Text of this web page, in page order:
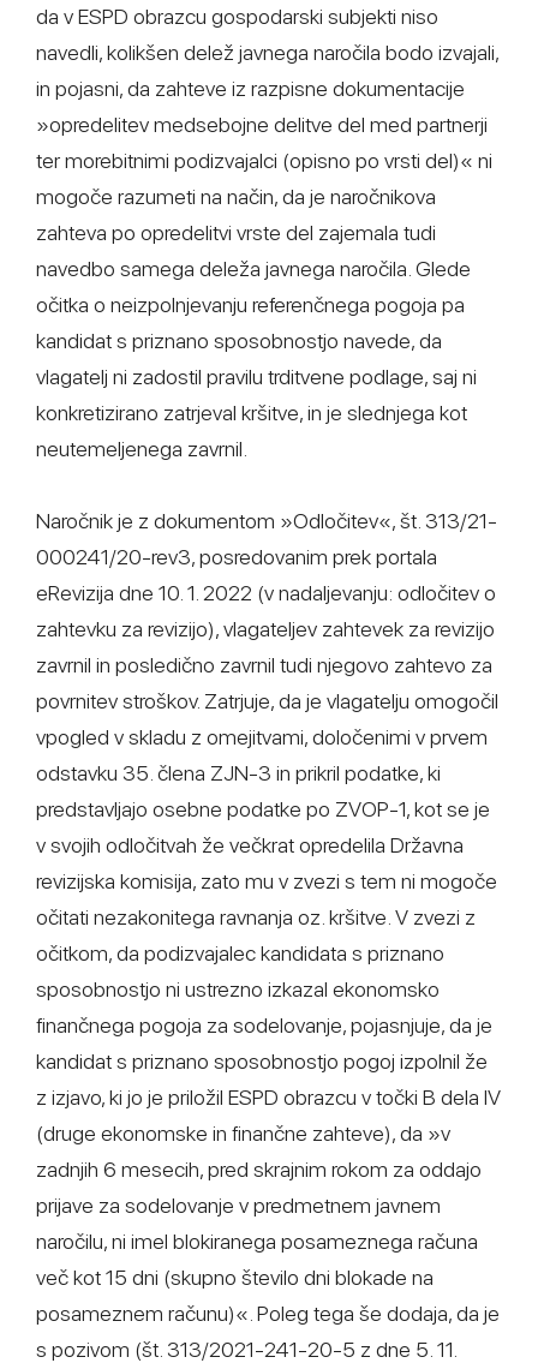
da v ESPD obrazcu gospodarski subjekti niso
navedli, kolikšen delež javnega naročila bodo izvajali,
in pojasni, da zahteve iz razpisne dokumentacije
»opredelitev medsebojne delitve del med partnerji
ter morebitnimi podizvajalci (opisno po vrsti del)« ni
mogoče razumeti na način, da je naročnikova
zahteva po opredelitvi vrste del zajemala tudi
navedbo samega deleža javnega naročila. Glede
očitka o neizpolnjevanju referenčnega pogoja pa
kandidat s priznano sposobnostjo navede, da
vlagatelj ni zadostil pravilu trditvene podlage, saj ni
konkretizirano zatrjeval kršitve, in je slednjega kot
neutemeljenega zavrnil.
Naročnik je z dokumentom »Odločitev«, št. 313/21-
000241/20-rev3, posredovanim prek portala
eRevizija dne 10. 1. 2022 (v nadaljevanju: odločitev o
zahtevku za revizijo), vlagateljev zahtevek za revizijo
zavrnil in posledično zavrnil tudi njegovo zahtevo za
povrnitev stroškov. Zatrjuje, da je vlagatelju omogočil
vpogled v skladu z omejitvami, določenimi v prvem
odstavku 35. člena ZJN-3 in prikril podatke, ki
predstavljajo osebne podatke po ZVOP-1, kot se je
v svojih odločitvah že večkrat opredelila Državna
revizijska komisija, zato mu v zvezi s tem ni mogoče
očitati nezakonitega ravnanja oz. kršitve. V zvezi z
očitkom, da podizvajalec kandidata s priznano
sposobnostjo ni ustrezno izkazal ekonomsko
finančnega pogoja za sodelovanje, pojasnjuje, da je
kandidat s priznano sposobnostjo pogoj izpolnil že
z izjavo, ki jo je priložil ESPD obrazcu v točki B dela IV
(druge ekonomske in finančne zahteve), da »v
zadnjih 6 mesecih, pred skrajnim rokom za oddajo
prijave za sodelovanje v predmetnem javnem
naročilu, ni imel blokiranega posameznega računa
več kot 15 dni (skupno število dni blokade na
posameznem računu)«. Poleg tega še dodaja, da je
s pozivom (št. 313/2021-241-20-5 z dne 5. 11.